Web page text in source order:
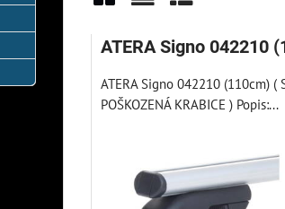
Mřížka
ATERA Signo 042210
ATERA Signo 042210 (110cm) (
POŠKOZENÁ KRABICE ) Popis:...